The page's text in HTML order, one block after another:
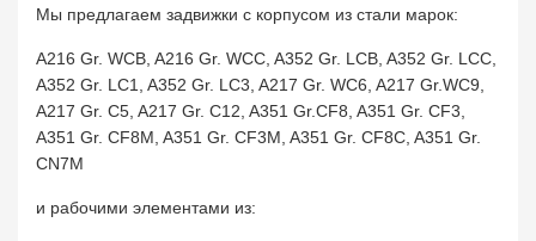
Мы предлагаем задвижки с корпусом из стали марок:
A216 Gr. WCB, A216 Gr. WCC, A352 Gr. LCB, A352 Gr. LCC,
A352 Gr. LC1, A352 Gr. LC3, A217 Gr. WC6, A217 Gr.WC9,
A217 Gr. C5, A217 Gr. C12, A351 Gr.CF8, A351 Gr. CF3,
A351 Gr. CF8M, A351 Gr. CF3M, A351 Gr. CF8C, A351 Gr.
CN7M
и рабочими элементами из: